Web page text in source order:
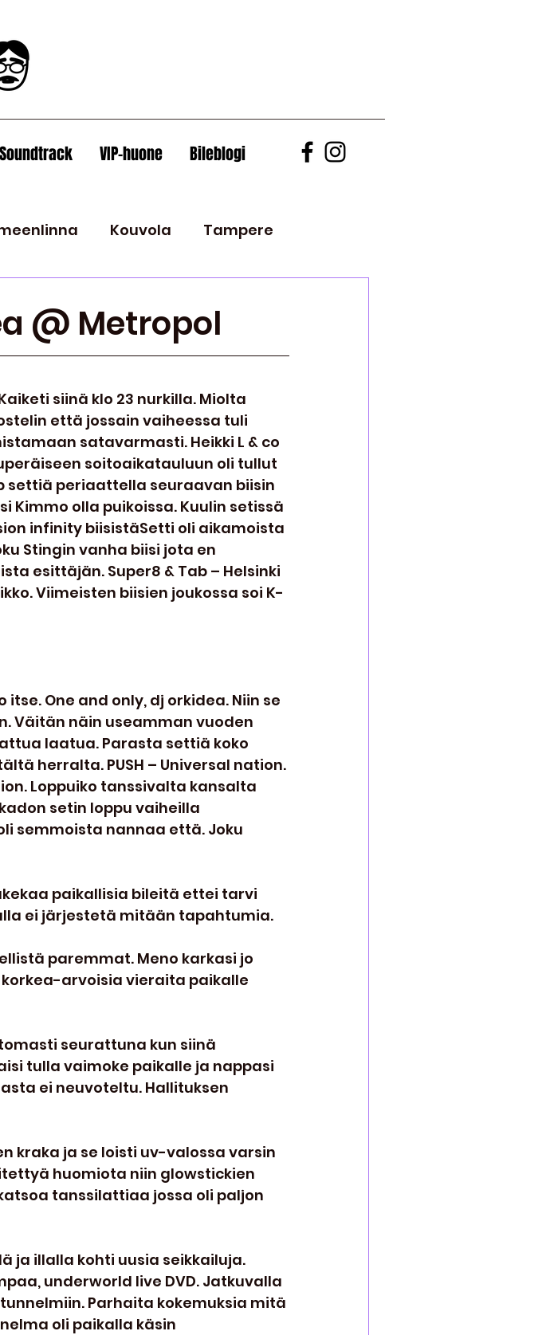
Soundtrack VIP-huone Bileblogi
Kouvola Tampere
@ Metropol
siinä klo 23 nurkilla. Miolta
että jossain vaiheessa tuli
satavarmasti. Heikki L & co
soitoaikatauluun oli tullut
settiä periaattella seuraavan biisin
Kimmo olla puikoissa. Kuulin setissä
infinity biisistäSetti oli aikamoista
Stingin vanha biisi jota en
esittäjän. Super8 & Tab – Helsinki
Viimeisten biisien joukossa soi K-
One and only, dj orkidea. Niin se
Väitän näin useamman vuoden
laatua. Parasta settiä koko
herralta. PUSH – Universal nation.
Loppuiko tanssivalta kansalta
setin loppu vaiheilla
semmoista nannaa että. Joku
paikallisia bileitä ettei tarvi
ei järjestetä mitään tapahtumia.
paremmat. Meno karkasi jo
arvoisia vieraita paikalle
seurattuna kun siinä
tulla vaimoke paikalle ja nappasi
ei neuvoteltu. Hallituksen
kraka ja se loisti uv-valossa varsin
huomiota niin glowstickien
tanssilattiaa jossa oli paljon
ja illalla kohti uusia seikkailuja.
underworld live DVD. Jatkuvalla
Parhaita kokemuksia mitä
oli paikalla käsin